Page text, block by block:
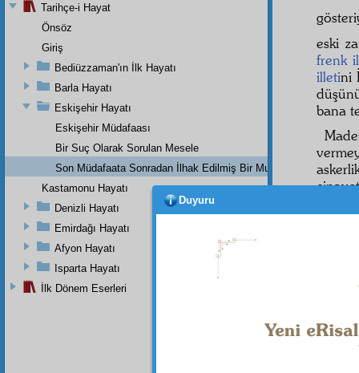
eski
frenk
illetini
bana
eden
Tarihçe-i Hayat
Önsöz
Giriş
Bediüzzaman'ın İlk Hayatı
Barla Hayatı
Eskişehir Hayatı
Eskişehir Müdafaası
Bir Suç Olarak Sorulan Mesele
Son Müdafaata Sonradan İlhak Edilmiş Bir Mukaddeme
Kastamonu Hayatı
Denizli Hayatı
Emirdağı Hayatı
Afyon Hayatı
Isparta Hayatı
İlk Dönem Eserleri
Duyuru